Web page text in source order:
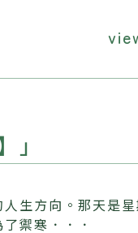
」
生方向。那天是星
了禦寒．．．